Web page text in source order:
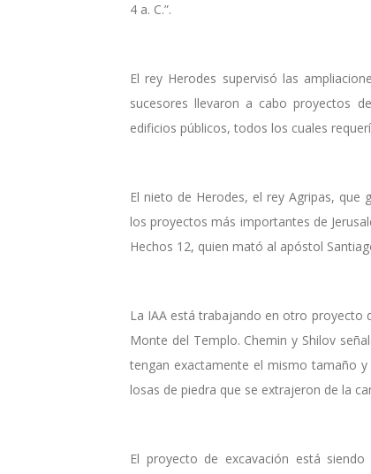
4 a. C.”.
El rey Herodes supervisó las
sucesores llevaron a cabo proyectos
edificios públicos, todos los cuales
El nieto de Herodes, el rey Agripas,
los proyectos más importantes de
Hechos 12, quien mató al apóstol
La IAA está trabajando en otro proyecto
Monte del Templo. Chemin y Shilov
tengan exactamente el mismo tamaño
losas de piedra que se extrajeron de la
El proyecto de excavación está